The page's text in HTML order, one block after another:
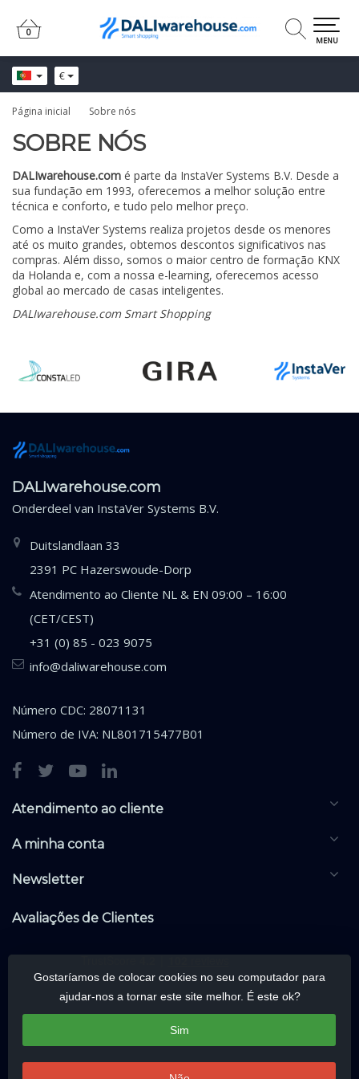
€
0
0
MENU
Página inicial Sobre nós
SOBRE NÓS
DALIwarehouse.com é parte da InstaVer Systems B.V. Desde a
sua fundação em 1993, oferecemos a melhor solução entre
técnica e conforto, e tudo pelo melhor preço.
Como a InstaVer Systems realiza projetos desde os menores
até os muito grandes, obtemos descontos significativos nas
compras. Além disso, somos o maior centro de formação KNX
da Holanda e, com a nossa e-learning, oferecemos acesso
global ao mercado de casas inteligentes.
DALIwarehouse.com Smart Shopping
DALIwarehouse.com
Onderdeel van InstaVer Systems B.V.
Duitslandlaan 33
2391 PC Hazerswoude-Dorp
Atendimento ao Cliente NL & EN 09:00 – 16:00
(CET/CEST)
+31 (0) 85 - 023 9075
info@daliwarehouse.com
Número CDC: 28071131
Número de IVA: NL801715477B01
Atendimento ao cliente
A minha conta
Newsletter
Avaliações de Clientes
Gostaríamos de colocar cookies no seu computador para
ajudar-nos a tornar este site melhor. É este ok?
Sim